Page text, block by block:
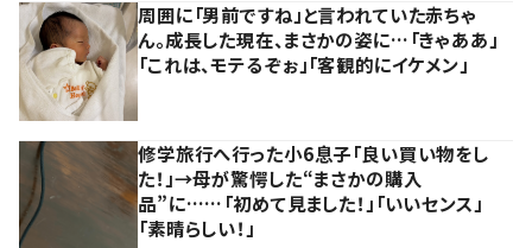
周囲に「男前ですね」と言われていた赤ちゃ
ん。成長した現在、まさかの姿に…「きゃああ」
「これは、モテるぞぉ」「客観的にイケメン」
修学旅行へ行った小6息子「良い買い物をし
た！」→母が驚愕した“まさかの購入
品”に……「初めて見ました！」「いいセンス」
「素晴らしい！」